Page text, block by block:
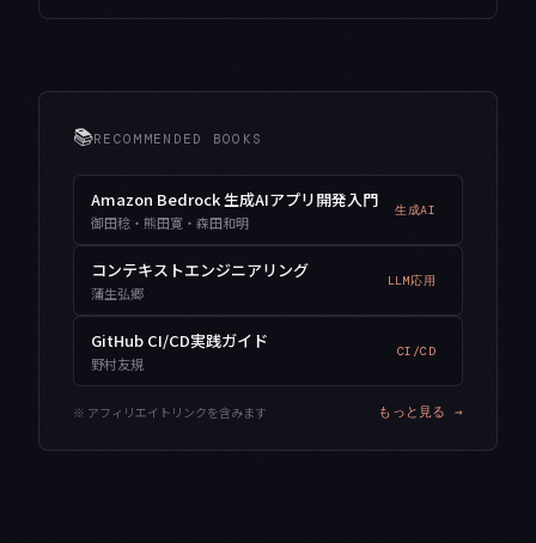
📚RECOMMENDED BOOKS
Amazon Bedrock 生成AIアプリ開発入門
御田稔・熊田寛・森田和明
生成AI
コンテキストエンジニアリング
蒲生弘郷
LLM応用
GitHub CI/CD実践ガイド
野村友規
CI/CD
※ アフィリエイトリンクを含みます もっと見る →